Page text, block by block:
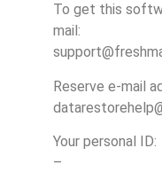
To get this
mail:
Reserve e-mail
Your personal ID:
–